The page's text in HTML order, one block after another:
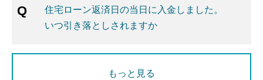
住宅ローン返済日の当日に入金しました。
いつ引き落としされますか
もっと見る